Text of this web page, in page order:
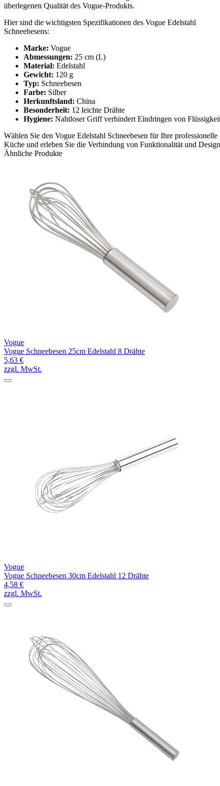
überlegenen Qualität des Vogue-Produkts.
Hier sind die wichtigsten Spezifikationen des Vogue Edelstahl
Schneebesens:
Marke: Vogue
Abmessungen: 25 cm (L)
Material: Edelstahl
Gewicht: 120 g
Typ: Schneebesen
Farbe: Silber
Herkunftsland: China
Besonderheit: 12 leichte Drähte
Hygiene: Nahtloser Griff verhindert Eindringen von
Wählen Sie den Vogue Edelstahl Schneebesen für Ihre professionelle
Küche und erleben Sie die Verbindung von Funktionalität und
Ähnliche Produkte
Vogue
Vogue Schneebesen 25cm Edelstahl 8 Drähte
5,63 €
zzgl. MwSt.
Vogue
Vogue Schneebesen 30cm Edelstahl 12 Drähte
4,58 €
zzgl. MwSt.